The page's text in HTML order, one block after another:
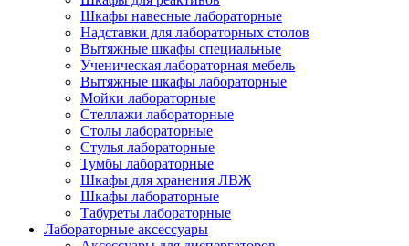
Шкафы навесные лабораторные
Надставки для лабораторных столов
Вытяжные шкафы специальные
Ученическая лабораторная мебель
Вытяжные шкафы лабораторные
Мойки лабораторные
Стеллажи лабораторные
Столы лабораторные
Стулья лабораторные
Тумбы лабораторные
Шкафы для хранения ЛВЖ
Шкафы лабораторные
Табуреты лабораторные
Лабораторные аксессуары